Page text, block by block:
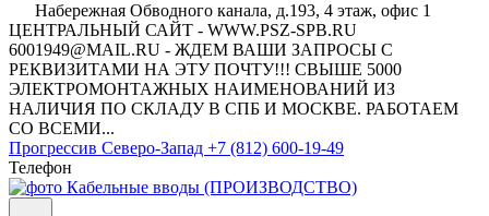
Набережная Обводного канала, д.193, 4 этаж, офис 1
ЦЕНТРАЛЬНЫЙ САЙТ - WWW.PSZ-SPB.RU
6001949@MAIL.RU - ЖДЕМ ВАШИ ЗАПРОСЫ С
РЕКВИЗИТАМИ НА ЭТУ ПОЧТУ!!! СВЫШЕ 5000
ЭЛЕКТРОМОНТАЖНЫХ НАИМЕНОВАНИЙ ИЗ
НАЛИЧИЯ ПО СКЛАДУ В СПБ И МОСКВЕ. РАБОТАЕМ
СО ВСЕМИ...
Прогрессив Северо-Запад +7 (812) 600-19-49
Телефон